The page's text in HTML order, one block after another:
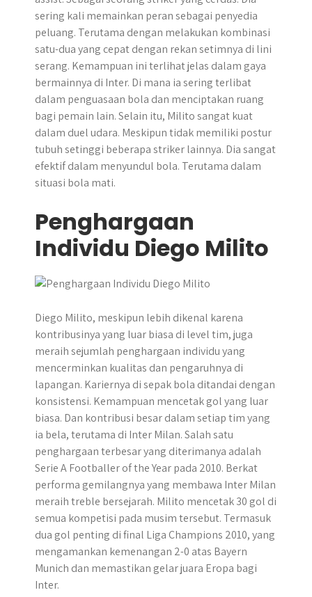
sering kali memainkan peran sebagai penyedia
peluang. Terutama dengan melakukan kombinasi
satu-dua yang cepat dengan rekan setimnya di lini
serang. Kemampuan ini terlihat jelas dalam gaya
bermainnya di Inter. Di mana ia sering terlibat
dalam penguasaan bola dan menciptakan ruang
bagi pemain lain. Selain itu, Milito sangat kuat
dalam duel udara. Meskipun tidak memiliki postur
tubuh setinggi beberapa striker lainnya. Dia sangat
efektif dalam menyundul bola. Terutama dalam
situasi bola mati.
Penghargaan
Individu Diego Milito
Diego Milito, meskipun lebih dikenal karena
kontribusinya yang luar biasa di level tim, juga
meraih sejumlah penghargaan individu yang
mencerminkan kualitas dan pengaruhnya di
lapangan. Kariernya di sepak bola ditandai dengan
konsistensi. Kemampuan mencetak gol yang luar
biasa. Dan kontribusi besar dalam setiap tim yang
ia bela, terutama di Inter Milan. Salah satu
penghargaan terbesar yang diterimanya adalah
Serie A Footballer of the Year pada 2010. Berkat
performa gemilangnya yang membawa Inter Milan
meraih treble bersejarah. Milito mencetak 30 gol di
semua kompetisi pada musim tersebut. Termasuk
dua gol penting di final Liga Champions 2010, yang
mengamankan kemenangan 2-0 atas Bayern
Munich dan memastikan gelar juara Eropa bagi
Inter.